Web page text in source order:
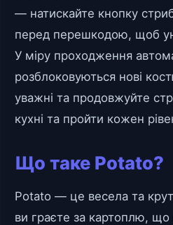
— натискайте кнопку
перед перешкодою, щоб
У міру проходження
розблоковуються нові
уважні та продовжуйте
кухні та пройти кожен
Що таке Potato?
Potato — це весела та
ви граєте за картоплю, що